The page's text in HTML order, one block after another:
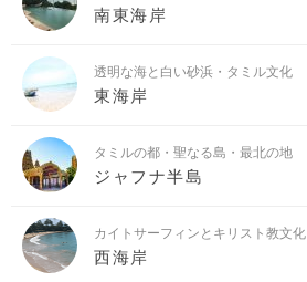
南東海岸
透明な海と白い砂浜・タミル文化
東海岸
タミルの都・聖なる島・最北の地
ジャフナ半島
カイトサーフィンとキリスト教文化
西海岸